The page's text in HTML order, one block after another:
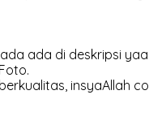
ada di deskripsi yaa
insyaAllah